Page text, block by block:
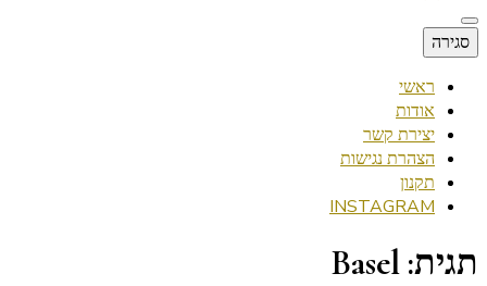
Revital B.✨Shopipal
Lifestyle ✦ Beauty ✦ Vegan ✦ Travel
סגירה
ראשי
אודות
יצירת קשר
הצהרת נגישות
תקנון
INSTAGRAM
תגית: Basel